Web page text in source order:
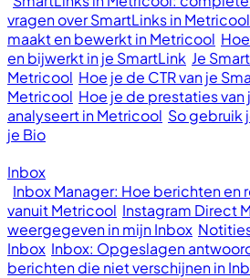
vragen over SmartLinks in Metricool
maakt en bewerkt in Metricool
en bijwerkt in je SmartLink Je
Metricool Hoe je de CTR van je
Metricool Hoe je de prestaties van
analyseert in Metricool So gebruik
je Bio
Inbox
Inbox Manager: Hoe berichten en
vanuit Metricool Instagram Direct
weergegeven in mijn Inbox
Inbox Inbox: Opgeslagen
berichten die niet verschijnen in